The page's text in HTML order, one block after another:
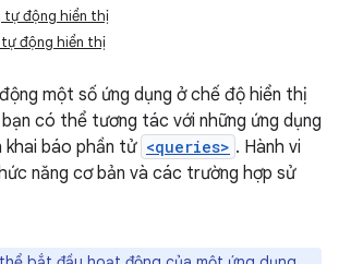
tự động hiển thị
động hiển thị
một số ứng dụng ở chế độ hiển thị
có thể tương tác với những ứng dụng
khai báo phần tử <queries> . Hành vi
năng cơ bản và các trường hợp sử